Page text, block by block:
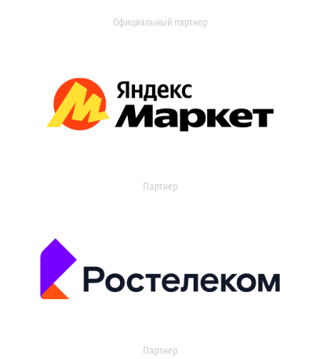
Официальный партнер
Партнер
Партнер